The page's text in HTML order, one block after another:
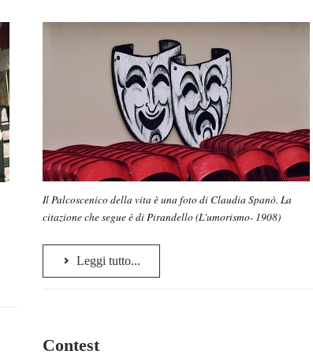
Il Palcoscenico della vita è una foto di Claudia Spanò. La
citazione che segue è di Pirandello (L'umorismo- 1908)
Leggi tutto...
Contest